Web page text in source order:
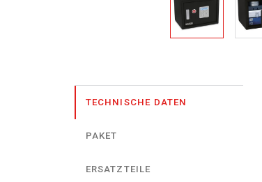
TECHNISCHE DATEN
PAKET
ERSATZTEILE